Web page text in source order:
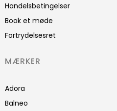
Handelsbetingelser
Book et møde
Fortrydelsesret
MÆRKER
Adora
Balneo